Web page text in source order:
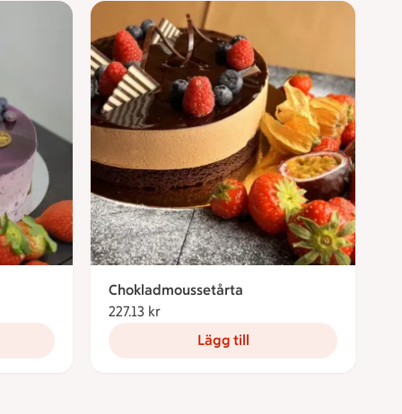
Chokladmoussetårta
227.13 kr
Lägg till